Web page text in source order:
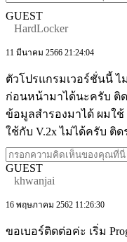
GUEST
HardLocker
11 มีนาคม 2566 21:24:04
ตัวโปรแกรมเวอร์ชั่นนี้
ก่อนหน้ามาได้นะครับ ติ
ข้อมูลสำรองมาได้ ผมใช้
ใช้กับ V.2x ไม่ได้ครับ ติด
GUEST
khwanjai
16 พฤษภาคม 2562 11:26:30
ขอเบอร์ติดต่อค่ะ เริ่ม